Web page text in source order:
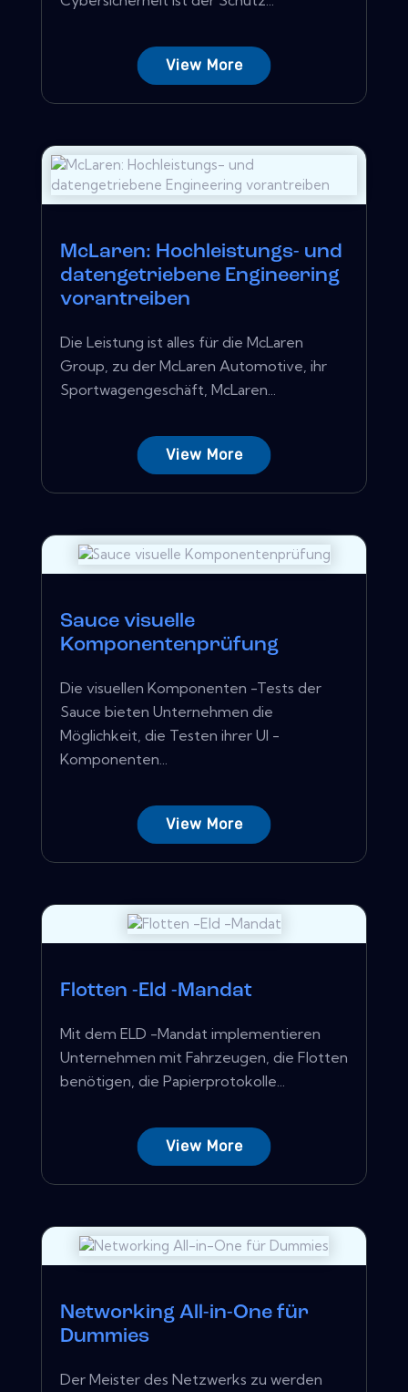
View More
McLaren: Hochleistungs- und
datengetriebene Engineering
vorantreiben
Die Leistung ist alles für die McLaren
Group, zu der McLaren Automotive, ihr
Sportwagengeschäft, McLaren...
View More
Sauce visuelle
Komponentenprüfung
Die visuellen Komponenten -Tests der
Sauce bieten Unternehmen die
Möglichkeit, die Testen ihrer UI -
Komponenten...
View More
Flotten -Eld -Mandat
Mit dem ELD -Mandat implementieren
Unternehmen mit Fahrzeugen, die Flotten
benötigen, die Papierprotokolle...
View More
Networking All-in-One für
Dummies
Der Meister des Netzwerks zu werden